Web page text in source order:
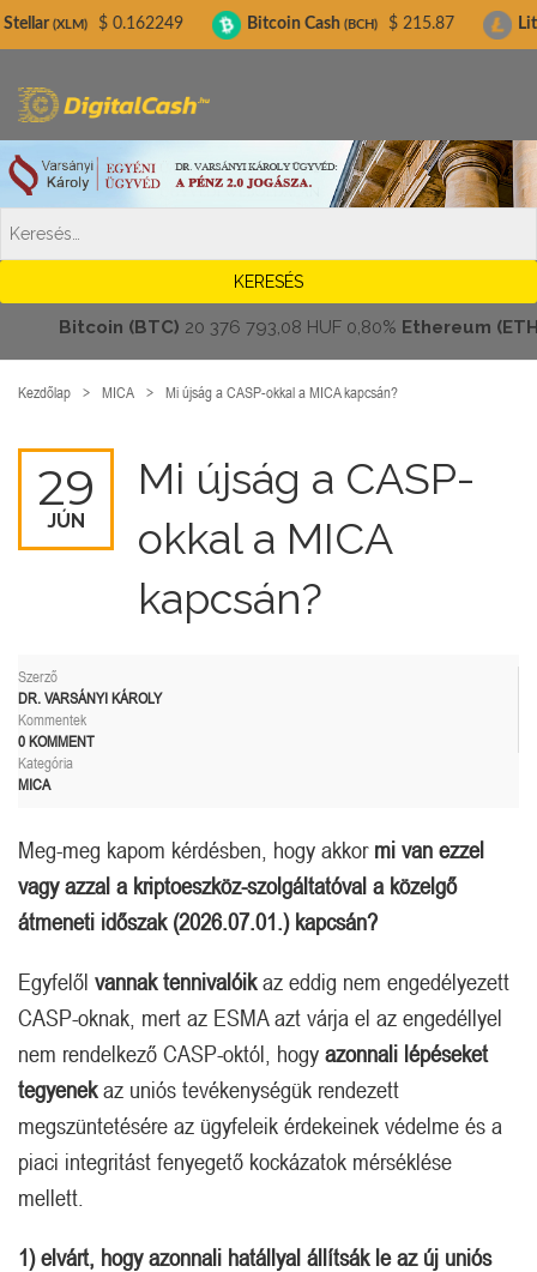
Bitcoin (BTC)20 376 793,08 HUF 0,80% Ethereum (ETH)
Kezdőlap MICA Mi újság a CASP-okkal a MICA kapcsán?
29
JÚN
Mi újság a CASP-
okkal a MICA
kapcsán?
Szerző
DR. VARSÁNYI KÁROLY
Kommentek
0 KOMMENT
Kategória
MICA
Meg-meg kapom kérdésben, hogy akkor mi van ezzel
vagy azzal a kriptoeszköz-szolgáltatóval a közelgő
átmeneti időszak (2026.07.01.) kapcsán?
Egyfelől vannak tennivalóikaz eddig nem engedélyezett
CASP-oknak, mert az ESMA azt várja el az engedéllyel
nem rendelkező CASP-októl, hogy azonnali lépéseket
tegyenekaz uniós tevékenységük rendezett
megszüntetésére az ügyfeleik érdekeinek védelme és a
piaci integritást fenyegető kockázatok mérséklése
mellett.
1) elvárt, hogy azonnali hatállyal állítsák le az új uniós
$ 0.162249 Bitcoin Cash(BCH) $ 215.87 Litecoin(LTC)
Digitalcash.hu